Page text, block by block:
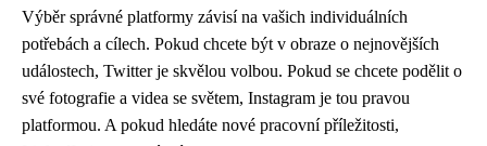
Výběr správné platformy závisí na vašich individuálních
potřebách a cílech. Pokud chcete být v obraze o nejnovějších
událostech, Twitter je skvělou volbou. Pokud se chcete podělit o
své fotografie a videa se světem, Instagram je tou pravou
platformou. A pokud hledáte nové pracovní příležitosti,